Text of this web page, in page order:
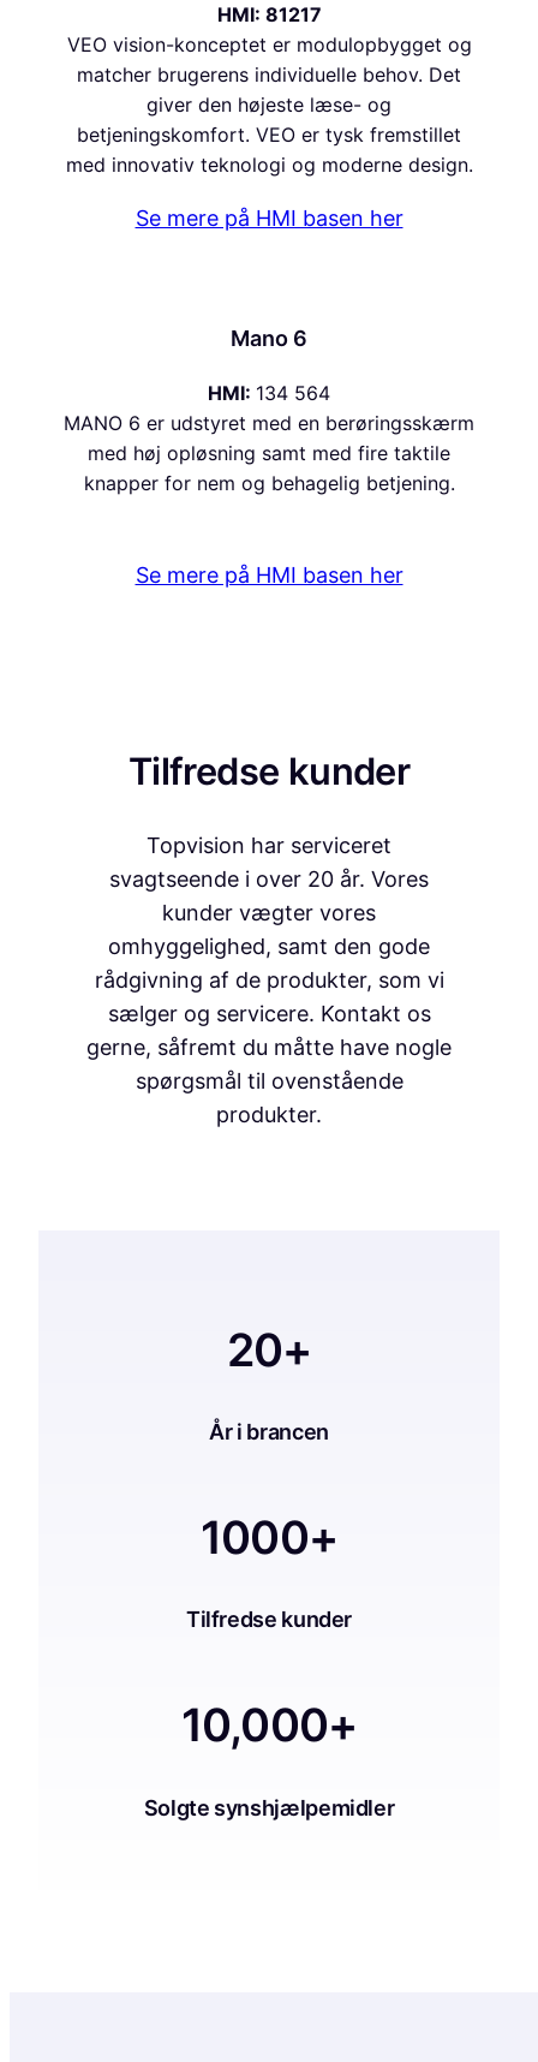
HMI: 81217
VEO vision-konceptet er modulopbygget og
matcher brugerens individuelle behov. Det
giver den højeste læse- og
betjeningskomfort. VEO er tysk fremstillet
med innovativ teknologi og moderne design.
Se mere på HMI basen her
Mano 6
HMI: 134 564
MANO 6 er udstyret med en berøringsskærm
med høj opløsning samt med fire taktile
knapper for nem og behagelig betjening.
Se mere på HMI basen her
Tilfredse kunder
Topvision har serviceret
svagtseende i over 20 år. Vores
kunder vægter vores
omhyggelighed, samt den gode
rådgivning af de produkter, som vi
sælger og servicere. Kontakt os
gerne, såfremt du måtte have nogle
spørgsmål til ovenstående
produkter.
20+
År i brancen
1000+
Tilfredse kunder
10,000+
Solgte synshjælpemidler